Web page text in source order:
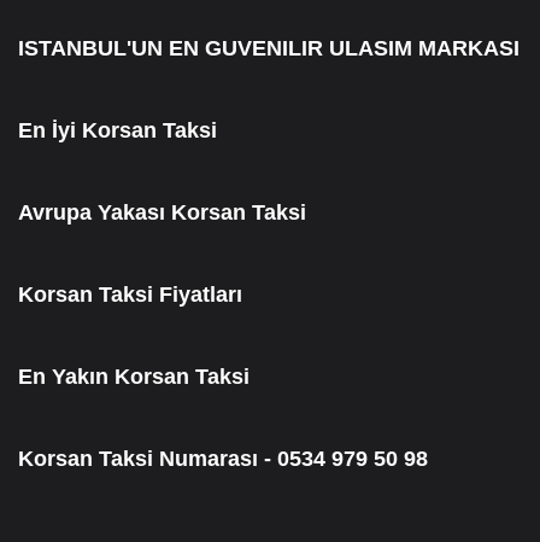
ISTANBUL'UN EN GUVENILIR ULASIM MARKASI
En İyi Korsan Taksi
Avrupa Yakası Korsan Taksi
Korsan Taksi Fiyatları
En Yakın Korsan Taksi
Korsan Taksi Numarası - 0534 979 50 98